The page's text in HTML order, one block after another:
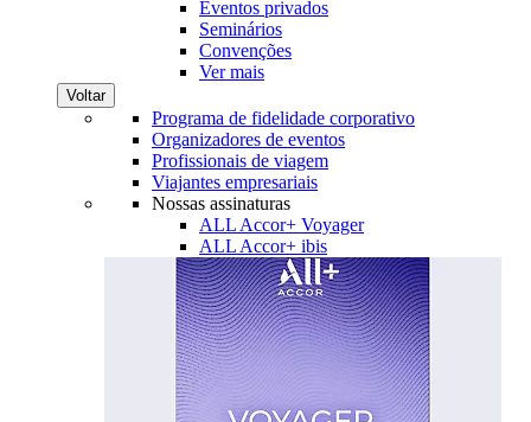
Eventos privados
Seminários
Convenções
Ver mais
Voltar
Programa de fidelidade corporativo
Organizadores de eventos
Profissionais de viagem
Viajantes empresariais
Nossas assinaturas
ALL Accor+ Voyager
ALL Accor+ ibis